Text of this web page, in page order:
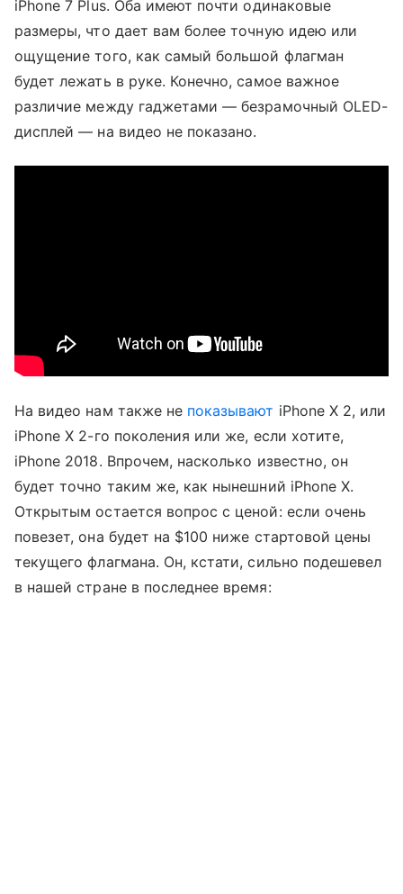
iPhone 7 Plus. Оба имеют почти одинаковые
размеры, что дает вам более точную идею или
ощущение того, как самый большой флагман
будет лежать в руке. Конечно, самое важное
различие между гаджетами — безрамочный OLED-
дисплей — на видео не показано.
На видео нам также не показывают iPhone X 2, или
iPhone X 2-го поколения или же, если хотите,
iPhone 2018. Впрочем, насколько известно, он
будет точно таким же, как нынешний iPhone X.
Открытым остается вопрос с ценой: если очень
повезет, она будет на $100 ниже стартовой цены
текущего флагмана. Он, кстати, сильно подешевел
в нашей стране в последнее время: